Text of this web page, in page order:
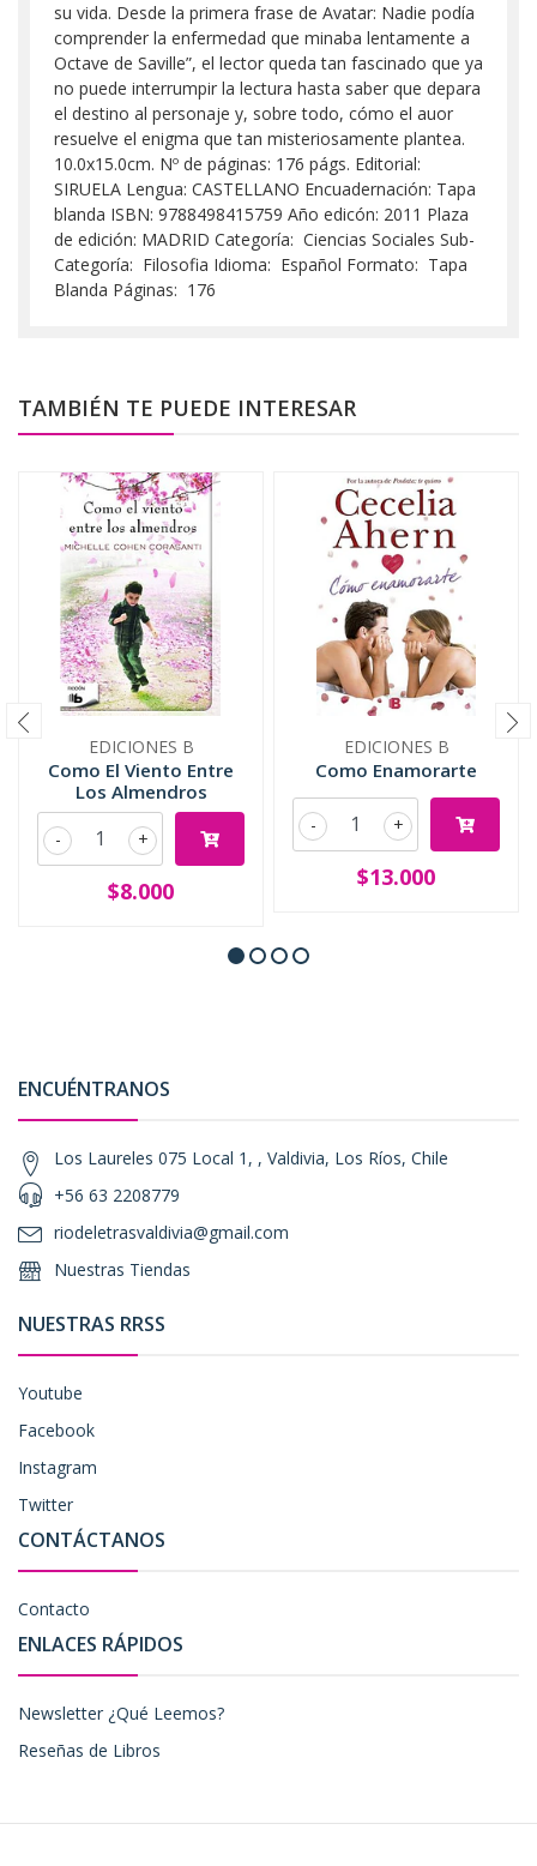
su vida. Desde la primera frase de Avatar: Nadie podía
comprender la enfermedad que minaba lentamente a
Octave de Saville”, el lector queda tan fascinado que ya
no puede interrumpir la lectura hasta saber que depara
el destino al personaje y, sobre todo, cómo el auor
resuelve el enigma que tan misteriosamente plantea.
10.0x15.0cm. Nº de páginas: 176 págs. Editorial:
SIRUELA Lengua: CASTELLANO Encuadernación: Tapa
blanda ISBN: 9788498415759 Año edicón: 2011 Plaza
de edición: MADRID Categoría: Ciencias Sociales Sub-
Categoría: Filosofia Idioma: Español Formato: Tapa
Blanda Páginas: 176
TAMBIÉN TE PUEDE INTERESAR
EDICIONES B
Como El Viento Entre
Los Almendros
+
-
$8.000
EDICIONES B
Como Enamorarte
+
-
$13.000
ENCUÉNTRANOS
Los Laureles 075 Local 1, , Valdivia, Los Ríos, Chile
+56 63 2208779
riodeletrasvaldivia@gmail.com
Nuestras Tiendas
NUESTRAS RRSS
Youtube
Facebook
Instagram
Twitter
CONTÁCTANOS
Contacto
ENLACES RÁPIDOS
Newsletter ¿Qué Leemos?
Reseñas de Libros